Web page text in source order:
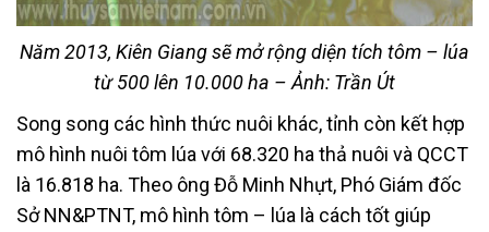
Năm 2013, Kiên Giang sẽ mở rộng diện tích tôm – lúa
từ 500 lên 10.000 ha – Ảnh: Trần Út
Song song các hình thức nuôi khác, tỉnh còn kết hợp
mô hình nuôi tôm lúa với 68.320 ha thả nuôi và QCCT
là 16.818 ha. Theo ông Đỗ Minh Nhựt, Phó Giám đốc
Sở NN&PTNT, mô hình tôm – lúa là cách tốt giúp